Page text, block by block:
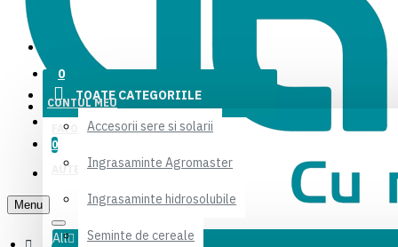
CONTUL MEU
FAVORITE
0
AUTENTIFICARE
All
TOATE CATEGORIILE
Accesorii sere si solarii
Ingrasaminte Agromaster
Ingrasaminte hidrosolubile
Seminte de cereale
CONTUL MEU
FAVORITE
0
AUTENTIFICARE
Menu